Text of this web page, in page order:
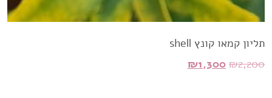
תליון קמאו קונץ shell
₪2,200
המחיר₪1,300
המחיר